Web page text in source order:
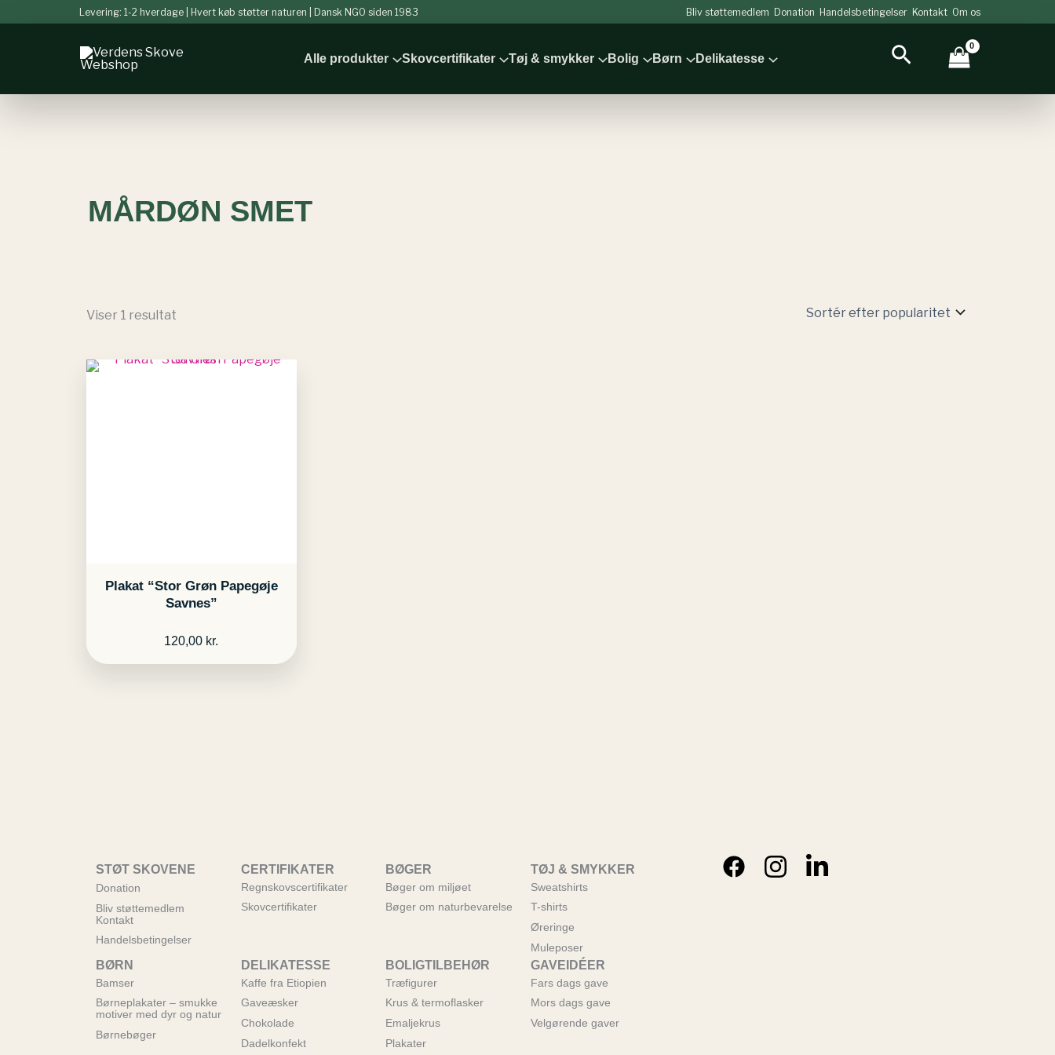
Levering: 1-2 hverdage | Hvert køb støtter naturen | Dansk NGO siden 1983 Bliv støttemedlem Donation Handelsbetingelser Kontakt Om os
Alle produkter Skovcertifikater Tøj & smykker Bolig Børn Delikatesse Søg
MÅRDØN SMET
Viser 1 resultat
Plakat “Stor Grøn Papegøje
Savnes”
120,00 kr.
STØT SKOVENE
Donation
Bliv støttemedlem
Kontakt
Handelsbetingelser
CERTIFIKATER
Regnskovscertifikater
Skovcertifikater
BØGER
Bøger om miljøet
Bøger om naturbevarelse
TØJ & SMYKKER
Sweatshirts
T-shirts
Øreringe
Muleposer
BØRN
Bamser
Børneplakater – smukke
motiver med dyr og natur
Børnebøger
DELIKATESSE
Kaffe fra Etiopien
Gaveæsker
Chokolade
Dadelkonfekt
BOLIGTILBEHØR
Træfigurer
Krus & termoflasker
Emaljekrus
Plakater
GAVEIDÉER
Fars dags gave
Mors dags gave
Velgørende gaver